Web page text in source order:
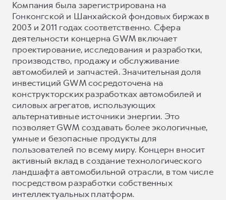
Компания была зарегистрирована на
Гонконгской и Шанхайской фондовых биржах в
2003 и 2011 годах соответственно. Сфера
деятельности концерна GWM включает
проектирование, исследования и разработки,
производство, продажу и обслуживание
автомобилей и запчастей. Значительная доля
инвестиций GWM сосредоточена на
конструкторских разработках автомобилей и
силовых агрегатов, использующих
альтернативные источники энергии. Это
позволяет GWM создавать более экологичные,
умные и безопасные продукты для
пользователей по всему миру. Концерн вносит
активный вклад в создание технологического
ландшафта автомобильной отрасли, в том числе
посредством разработки собственных
интеллектуальных платформ.